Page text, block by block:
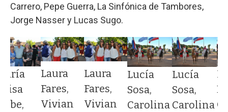
Carrero, Pepe Guerra, La Sinfónica de Tambores,
Jorge Nasser y Lucas Sugo.
Laura
Fares,
Vivian
Laura
Fares,
Vivian
Lucía
Sosa,
Carolina
Lucía
Sosa,
Carolina